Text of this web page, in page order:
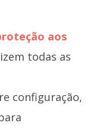
aos
todas as
configuração,